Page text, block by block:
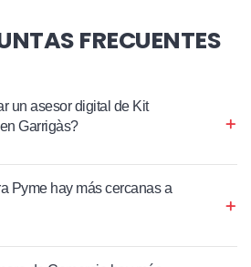
FRECUENTES
un asesor digital de Kit
Garrigàs?
Pyme hay más cercanas a